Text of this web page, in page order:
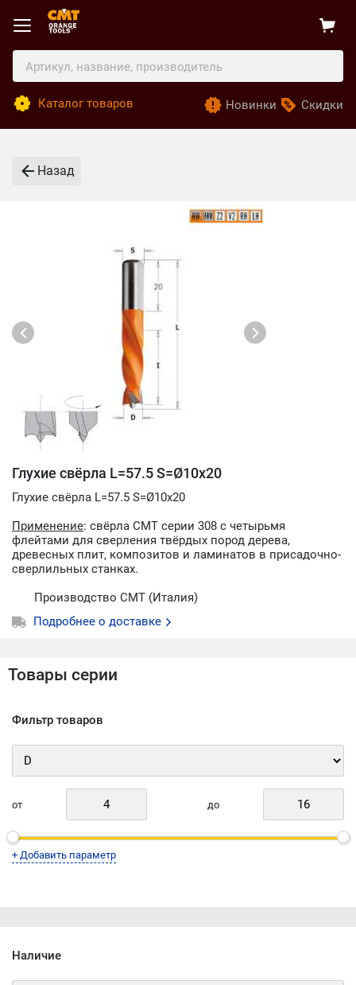
Каталог товаров Новинки Скидки
Назад
Глухие свёрла L=57.5 S=Ø10x20
Глухие свёрла L=57.5 S=Ø10x20
Применение: свёрла СМТ серии 308 с четырьмя
флейтами для сверления твёрдых пород дерева,
древесных плит, композитов и ламинатов в присадочно-
сверлильных станках.
Производство CMT (Италия)
Подробнее о доставке
Товары серии
Фильтр товаров
от до
+ Добавить параметр
Наличие